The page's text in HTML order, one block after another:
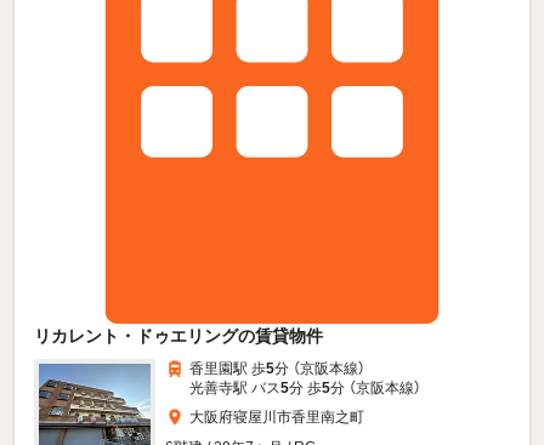
リカレント・ドゥエリングの賃貸物件
香里園駅 歩5分 （京阪本線）
光善寺駅 バス5分 歩5分 （京阪本線）
大阪府寝屋川市香里南之町